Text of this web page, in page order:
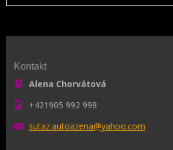
Kontakt
Alena Chorvátová
+421905 992 998
sutaz.autoazena@yahoo.com